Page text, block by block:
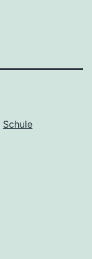
Schule